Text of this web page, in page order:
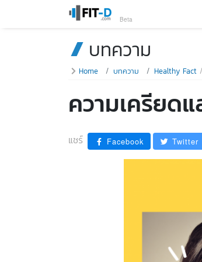
Beta
บทความ
Home บทความ Healthy Fact
ความเครียด
แชร์ Facebook Twitter